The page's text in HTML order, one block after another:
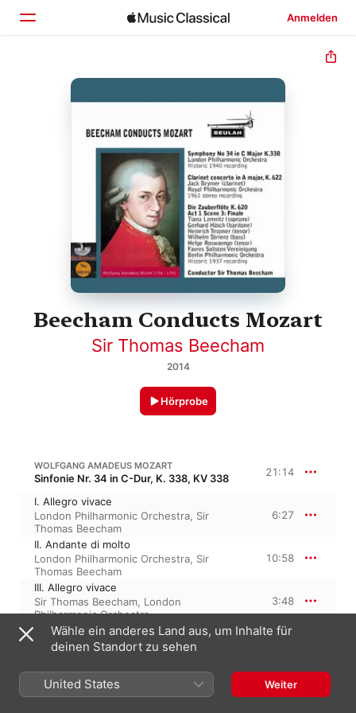
Anmelden
Startseite
Suchen
Beecham Conducts Mozart
Sir Thomas Beecham
2014
Hörprobe
WOLFGANG AMADEUS MOZART
Sinfonie Nr. 34 in C-Dur, K. 338, KV 338 21:14
I. Allegro vivace
London Philharmonic Orchestra, Sir
Thomas Beecham
6:27
II. Andante di molto
London Philharmonic Orchestra, Sir
Thomas Beecham
10:58
III. Allegro vivace
Sir Thomas Beecham, London
Philharmonic Orchestra
3:48
WOLFGANG AMADEUS MOZART
I. Allegro
Sir Thomas Beecham,Royal Philharmonic
13:37
Wähle ein anderes Land aus, um Inhalte für
deinen Standort zu sehen
United States Weiter